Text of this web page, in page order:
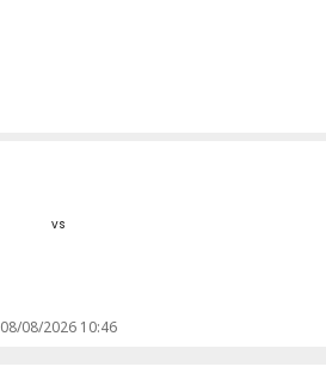
vs
08/08/2026 10:46